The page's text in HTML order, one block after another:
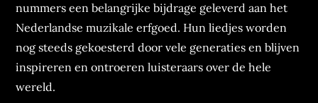
nummers een belangrijke bijdrage geleverd aan het
Nederlandse muzikale erfgoed. Hun liedjes worden
nog steeds gekoesterd door vele generaties en blijven
inspireren en ontroeren luisteraars over de hele
wereld.